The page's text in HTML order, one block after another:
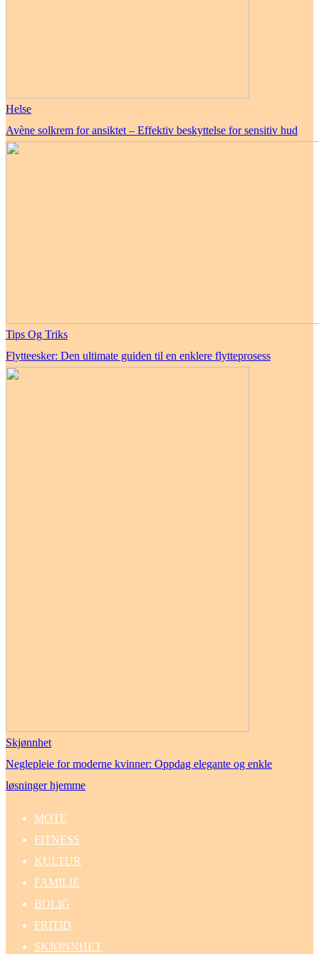
Helse
Avène solkrem for ansiktet – Effektiv beskyttelse for sensitiv hud
Tips Og Triks
Flytteesker: Den ultimate guiden til en enklere flytteprosess
Skjønnhet
Neglepleie for moderne kvinner: Oppdag elegante og enkle
løsninger hjemme
MOTE
FITNESS
KULTUR
FAMILIE
BOLIG
FRITID
SKJØNNHET